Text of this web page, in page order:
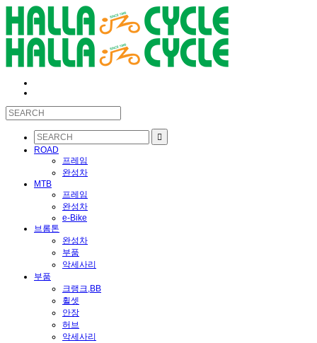
ROAD
프레임
완성차
MTB
프레임
완성차
e-Bike
브롬톤
완성차
부품
악세사리
부품
크랭크,BB
휠셋
안장
허브
악세사리